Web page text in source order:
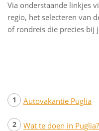
Via onderstaande linkjes
regio, het selecteren van
of rondreis die precies bij
Autovakantie Puglia
Wat te doen in Puglia?